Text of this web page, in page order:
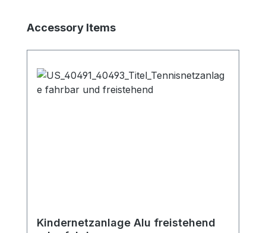
Produktgalerie überspringen
Accessory Items
Kindernetzanlage Alu freistehend